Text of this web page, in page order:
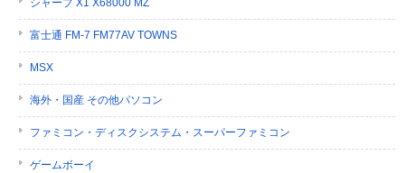
シャープ X1 X68000 MZ
富士通 FM-7 FM77AV TOWNS
MSX
海外・国産 その他パソコン
ファミコン・ディスクシステム・スーパーファミコン
ゲームボーイ